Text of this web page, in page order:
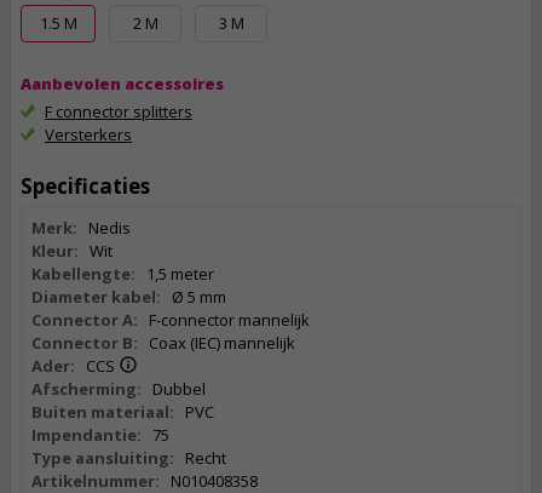
1.5 M 2 M 3 M
Aanbevolen accessoires
F connector splitters
Versterkers
Specificaties
Merk:
Nedis
Kleur: Wit
Kabellengte:
1,5 meter
Diameter kabel:
Ø 5 mm
Connector A:
F-connector mannelijk
Connector B:
Coax (IEC) mannelijk
Ader:
CCS
Afscherming:
Dubbel
Buiten materiaal:
PVC
Impendantie:
75
Type aansluiting:
Recht
Artikelnummer:
N010408358